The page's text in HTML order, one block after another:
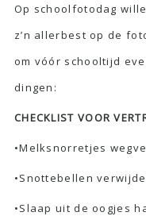
Op schoolfotodag
z’n allerbest op de
om vóór schooltijd
dingen:
CHECKLIST VOOR
•Melksnorretjes
•Snottebellen
•Slaap uit de oogjes